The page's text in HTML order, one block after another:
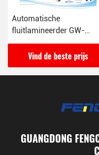
Automatische
fluitlamineerder GW-
1700L met snelheid
vellen/uur
Vind de beste prijs
GUANGDONG